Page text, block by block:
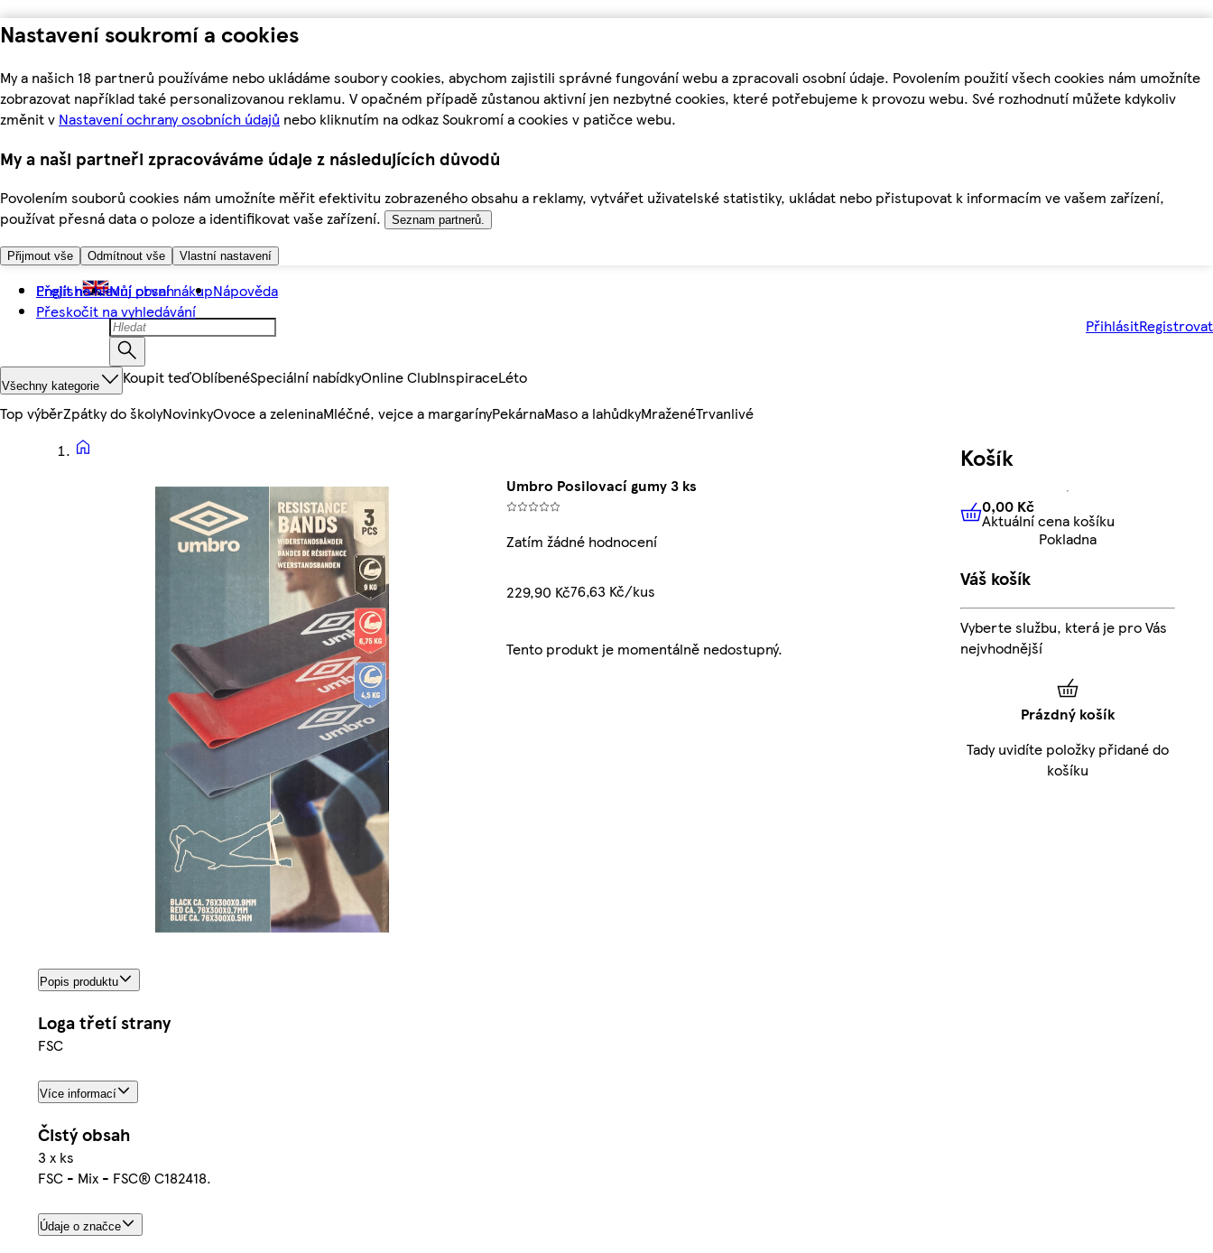
Nastavení soukromí a cookies
My a našich 18 partnerů používáme nebo ukládáme soubory cookies, abychom zajistili správné fungování webu a zpracovali osobní údaje. Povolením použití všech cookies nám umožníte
zobrazovat například také personalizovanou reklamu. V opačném případě zůstanou aktivní jen nezbytné cookies, které potřebujeme k provozu webu. Své rozhodnutí můžete kdykoliv
změnit v Nastavení ochrany osobních údajů nebo kliknutím na odkaz Soukromí a cookies v patičce webu.
My a naši partneři zpracováváme údaje z následujících důvodů
Povolením souborů cookies nám umožníte měřit efektivitu zobrazeného obsahu a reklamy, vytvářet uživatelské statistiky, ukládat nebo přistupovat k informacím ve vašem zařízení,
používat přesná data o poloze a identifikovat vaše zařízení.
Seznam partnerů.
Přijmout vše Odmítnout vše Vlastní nastavení
Přejít na hlavní obsah
Přeskočit na vyhledávání
English Můj první nákupNápověda
PřihlásitRegistrovat
Všechny kategorie Koupit teďOblíbenéSpeciální nabídkyOnline ClubInspiraceLéto
Top výběrZpátky do školyNovinkyOvoce a zeleninaMléčné, vejce a margarínyPekárnaMaso a lahůdkyMraženéTrvanlivé
Umbro Posilovací gumy 3 ks
Zatím žádné hodnocení
229,90 Kč76,63 Kč/kus
Tento produkt je momentálně nedostupný.
Popis produktu
Loga třetí strany
FSC
Více informací
Čistý obsah
3 x ks
FSC - Mix - FSC® C182418.
Údaje o značce
Košík
0,00 KčAktuální cena košíku
0,00 Kč
Aktuální cena košíku
Pokladna
Váš košík
Vyberte službu, která je pro Vás
nejvhodnější
Prázdný košík
Tady uvidíte položky přidané do
košíku